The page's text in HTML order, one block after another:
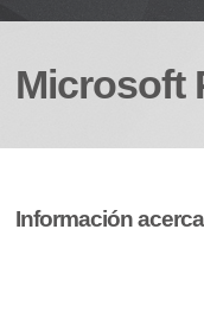
Microsoft
Información